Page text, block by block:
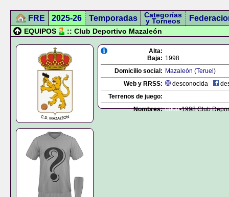
FRE 2025-26 Temporadas Categorías
y Torneos
EQUIPOS :: Club Deportivo Mazaleón
Alta:
Baja: 1998
Domicilio social: Mazaleón (Teruel )
Web y RRSS:
desconocida
Terrenos de juego:
Nombres: 0000-1998 Club